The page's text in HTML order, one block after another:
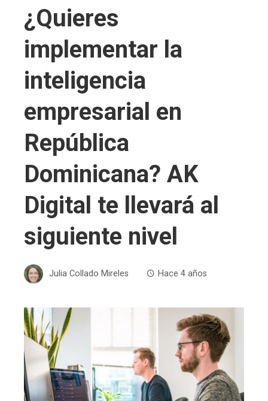
¿Quieres
implementar la
inteligencia
empresarial en
República
Dominicana? AK
Digital te llevará al
siguiente nivel
Julia Collado Mireles Hace 4 años